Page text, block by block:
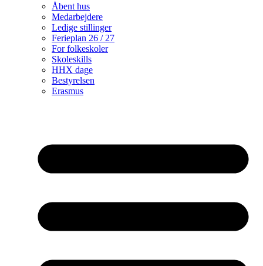
Åbent hus
Medarbejdere
Ledige stillinger
Ferieplan 26 / 27
For folkeskoler
Skoleskills
HHX dage
Bestyrelsen
Erasmus